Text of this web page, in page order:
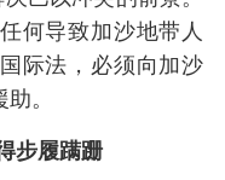
何导致加沙地带人
际法，必须向加沙
。
步履蹒跚